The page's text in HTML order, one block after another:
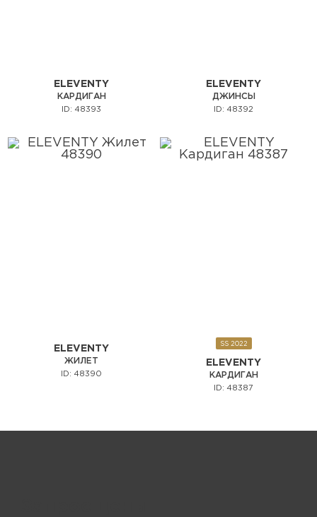
ELEVENTY
КАРДИГАН
ID: 48393
ELEVENTY
ДЖИНСЫ
ID: 48392
ELEVENTY
ЖИЛЕТ
ID: 48390
SS 2022
ELEVENTY
КАРДИГАН
ID: 48387